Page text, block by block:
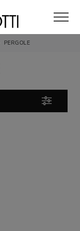
PERGOLE